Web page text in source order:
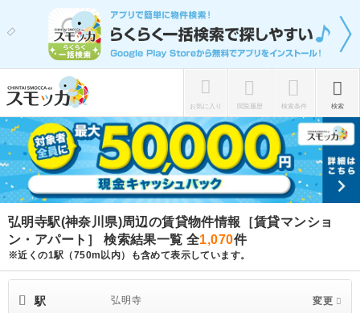
お気に入り 閲覧履歴 検索条件 検索
弘明寺駅(神奈川県)周辺の賃貸物件情報［賃貸マンショ
ン・アパート］ 検索結果一覧 全1,070件
※近くの1駅（750m以内）も含めて表示しています。
駅 弘明寺 変更